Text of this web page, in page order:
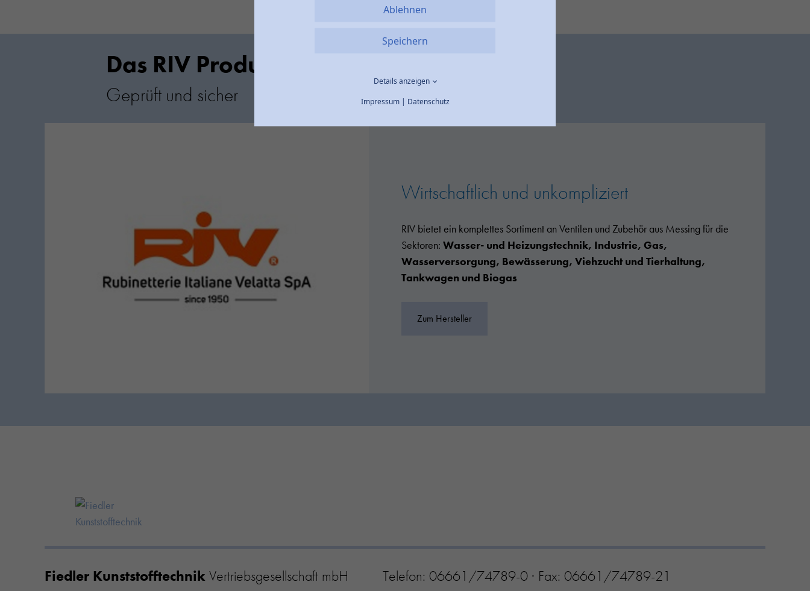
Das RIV Produktsortiment
Geprüft und sicher
Wirtschaftlich und unkompliziert
RIV bietet ein komplettes Sortiment an Ventilen und Zubehör aus Messing für die
Sektoren:Wasser- und Heizungstechnik, Industrie, Gas,
Wasserversorgung, Bewässerung, Viehzucht und Tierhaltung,
Tankwagen und Biogas
Zum Hersteller
Fiedler KunststofftechnikVertriebsgesellschaft mbH
Telefon: 06661/74789-0 · Fax: 06661/74789-21
Ablehnen
Speichern
Details anzeigen
Impressum| Datenschutz